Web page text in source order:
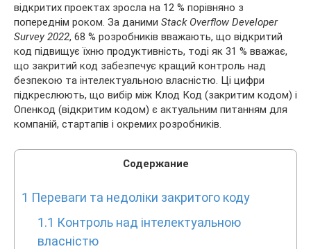
відкритих проектах зросла на 12 % порівняно з
попереднім роком. За даними Stack Overflow Developer
Survey 2022, 68 % розробників вважають, що відкритий
код підвищує їхню продуктивність, тоді як 31 % вважає,
що закритий код забезпечує кращий контроль над
безпекою та інтелектуальною власністю. Ці цифри
підкреслюють, що вибір між Клод Код (закритим кодом) і
Опенкод (відкритим кодом) є актуальним питанням для
компаній, стартапів і окремих розробників.
Содержание
1 Переваги та недоліки закритого коду
1.1 Контроль над інтелектуальною
власністю